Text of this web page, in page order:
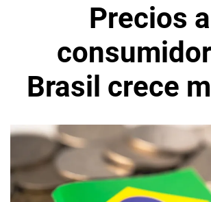
Precios al
Brasil crece
lo
mediados